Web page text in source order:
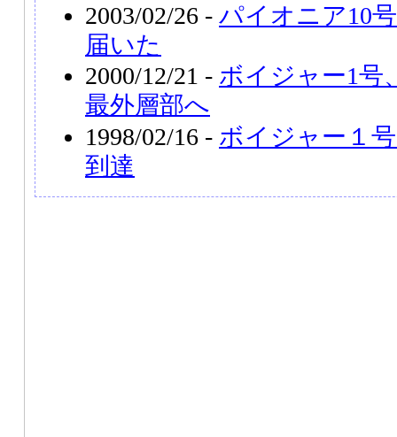
2003/02/26 - パイオニア10
届いた
2000/12/21 - ボイジャー1号
最外層部へ
1998/02/16 - ボイジャー１
到達